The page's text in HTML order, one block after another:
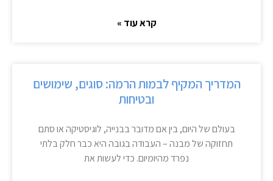
קרא עוד »
המדריך המקיף לבמות הרמה: סוגים, שימושים
ובטיחות
בעולם של היום, בין אם מדובר בבנייה, לוגיסטיקה או סתם
תחזוקה של מבנה – העבודה בגובה היא כבר חלק בלתי
נפרד מהיומיום. כדי לעשות את